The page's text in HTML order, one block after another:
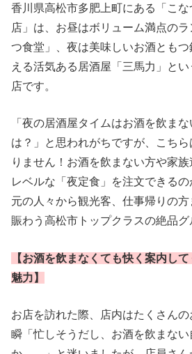
香川県高松市多肥上町にある「こ
店」は、お昼はボリューム満点の
つ食堂」、夜は美味しいお酒とも
える活気ある居酒屋「三馬力」と
店です。
「夜の居酒屋タイムはお酒を飲ま
は？」と思われがちですが、こち
りません！お酒を飲まない方や家
レベルな「夜定食」を注文できる
元の人々から観光客、仕事帰りの
賑わう高松市トップクラスの絶品グ
【お酒を飲まなくても快く案内し
魅力】
お店を訪れた際、店内はたくさん
瞬「忙しそうだし、お酒を飲まな